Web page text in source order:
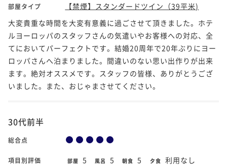
部屋タイプ
【禁煙】スタンダードツイン（39平米)
大変貴重な時間を大変有意義に過ごさせて頂きました。ホテ
ルヨーロッパのスタッフさんの気遣いやお客様への対応、全
てにおいてパーフェクトです。結婚20周年で20年ぶりにヨー
ロッパさんへ泊まりました。間違いのない思い出作りが出来
ます。絶対オススメです。スタッフの皆様、ありがとうござ
いました。また、おじゃまさせてください。
30代前半
総合点
項目別評価 部屋 5 風呂 5 朝食 5 夕食 利用なし